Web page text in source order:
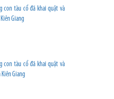
con tàu cổ đã khai quật và
Giang
con tàu cổ đã khai quật và
Giang